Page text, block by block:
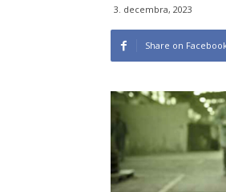
3. decembra, 2023
Share on